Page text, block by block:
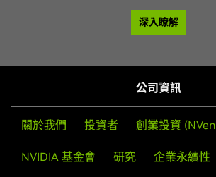
深入瞭解
公司資訊
關於我們 投資者 創業投資
NVIDIA 基金會 研究 企業永續性